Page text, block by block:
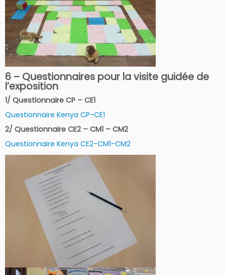
6 – Questionnaires pour la visite guidée de
l’exposition
1/ Questionnaire CP – CE1
Questionnaire Kenya CP-CE1
2/ Questionnaire CE2 – CM1 – CM2
Questionnaire Kenya CE2-CM1-CM2